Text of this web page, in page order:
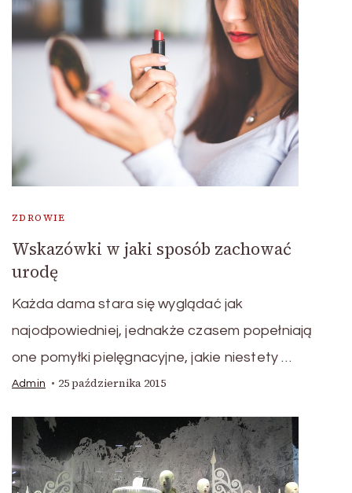
ZDROWIE
Wskazówki w jaki sposób zachować
urodę
Każda dama stara się wyglądać jak
najodpowiedniej, jednakże czasem popełniają
one pomyłki pielęgnacyjne, jakie niestety …
Admin 25 października 2015